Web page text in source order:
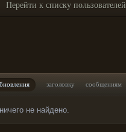
Перейти к списку пользователей
заголовку сообщениям
не найдено.